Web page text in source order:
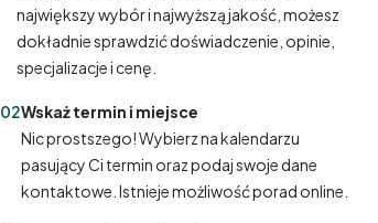
największy wybór i najwyższą jakość, możesz
dokładnie sprawdzić doświadczenie, opinie,
specjalizacje i cenę.
02Wskaż termin i miejsce
Nic prostszego! Wybierz na kalendarzu
pasujący Ci termin oraz podaj swoje dane
kontaktowe. Istnieje możliwość porad online.